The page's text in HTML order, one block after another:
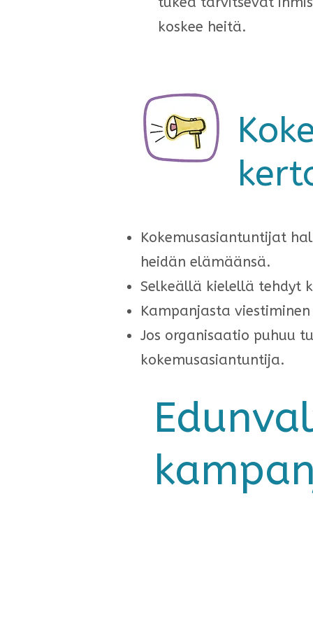
koskee heitä.
Kokemusasiantuntijat
heidän elämäänsä.
Selkeällä kielellä tehdyt
Kampanjasta
Jos organisaatio puhuu
kokemusasiantuntija.